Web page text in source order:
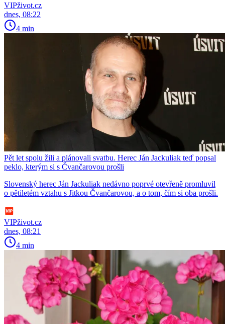
VIPživot.cz
dnes, 08:22
4 min
Pět let spolu žili a plánovali svatbu. Herec Ján Jackuliak teď popsal
peklo, kterým si s Čvančarovou prošli
Slovenský herec Ján Jackuliak nedávno poprvé otevřeně promluvil
o pětiletém vztahu s Jitkou Čvančarovou, a o tom, čím si oba prošli.
VIPživot.cz
dnes, 08:21
4 min